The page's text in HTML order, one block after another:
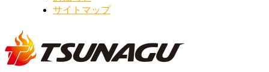
サイトマップ